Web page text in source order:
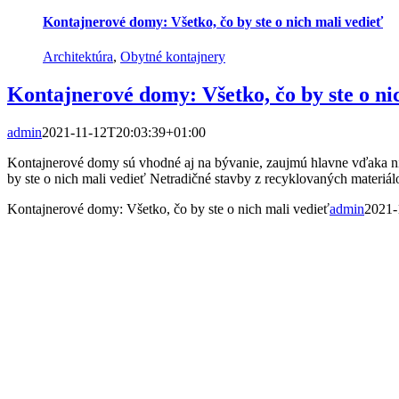
Kontajnerové domy: Všetko, čo by ste o nich mali vedieť
Architektúra, Obytné kontajnery
Kontajnerové domy: Všetko, čo by ste o
admin2021-11-12T20:03:39+01:00
Kontajnerové domy sú vhodné aj na bývanie, zaujmú hlavne
by ste o nich mali vedieť Netradičné stavby z recyklovaných
Kontajnerové domy: Všetko, čo by ste o nich mali vedieťadmin